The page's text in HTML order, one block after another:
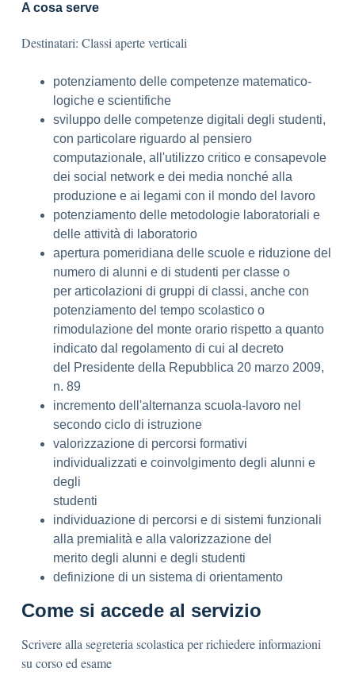
A cosa serve
Destinatari: Classi aperte verticali
potenziamento delle competenze matematico-
logiche e scientifiche
sviluppo delle competenze digitali degli studenti,
con particolare riguardo al pensiero
computazionale, all'utilizzo critico e consapevole
dei social network e dei media nonché alla
produzione e ai legami con il mondo del lavoro
potenziamento delle metodologie laboratoriali e
delle attività di laboratorio
apertura pomeridiana delle scuole e riduzione del
numero di alunni e di studenti per classe o
per articolazioni di gruppi di classi, anche con
potenziamento del tempo scolastico o
rimodulazione del monte orario rispetto a quanto
indicato dal regolamento di cui al decreto
del Presidente della Repubblica 20 marzo 2009,
n. 89
incremento dell'alternanza scuola-lavoro nel
secondo ciclo di istruzione
valorizzazione di percorsi formativi
individualizzati e coinvolgimento degli alunni e
degli
studenti
individuazione di percorsi e di sistemi funzionali
alla premialità e alla valorizzazione del
merito degli alunni e degli studenti
definizione di un sistema di orientamento
Come si accede al servizio
Scrivere alla segreteria scolastica per richiedere informazioni
su corso ed esame